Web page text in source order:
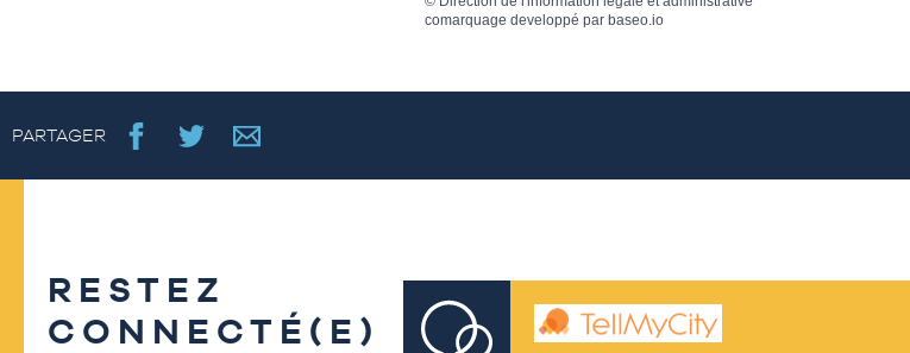
comarquage developpé par baseo.io
PARTAGER
RESTEZ
CONNECTÉ(E)